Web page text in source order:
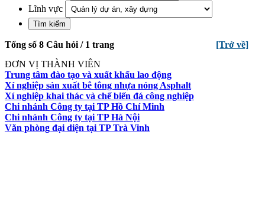
Lĩnh vực
[Trở về]
Tổng số 8 Câu hỏi / 1 trang
ĐƠN VỊ THÀNH VIÊN
Trung tâm đào tạo và xuất khẩu lao động
Xí nghiệp sản xuất bê tông nhựa nóng Asphalt
Xí nghiệp khai thác và chế biến đá công nghiệp
Chi nhánh Công ty tại TP Hồ Chí Minh
Chi nhánh Công ty tại TP Hà Nội
Văn phòng đại diện tại TP Trà Vinh